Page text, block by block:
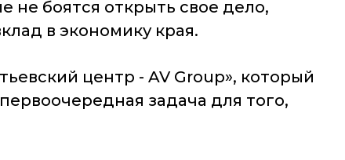
не боятся открыть свое дело,
в экономику края.
центр - AV Group», который
задача для того,